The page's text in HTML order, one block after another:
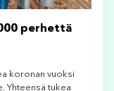
perhettä
koronan vuoksi
Yhteensä tukea